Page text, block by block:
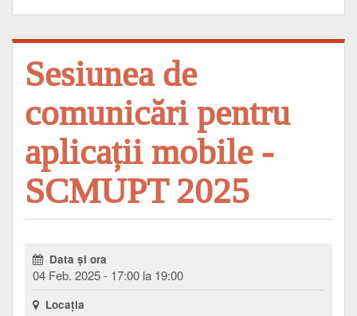
Sesiunea de
comunicări pentru
aplicații mobile -
SCMUPT 2025
Data şi ora
04 Feb. 2025 - 17:00 la 19:00
Locaţia